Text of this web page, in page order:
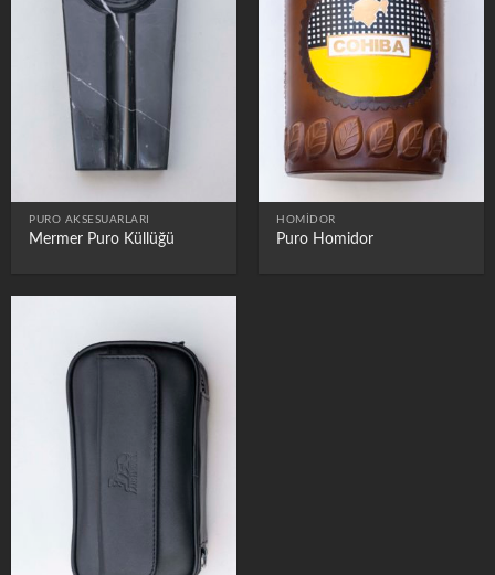
PURO AKSESUARLARI
Mermer Puro Küllüğü
HOMIDOR
Puro Homidor